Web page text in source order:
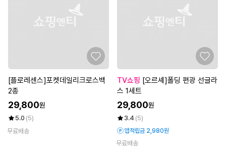
[플로레센스]포켓데일리크로스백
2종
29,800원
5.0 (5)
무료배송
TV쇼핑
스 1세트
29,800원
3.4 (5)
앱적립금 2,980원
무료배송